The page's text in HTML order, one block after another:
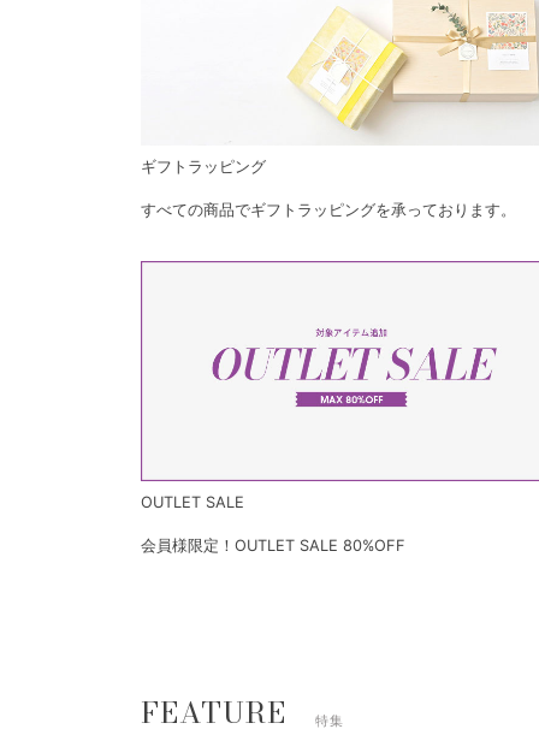
ギフトラッピング
すべての商品でギフトラッピングを承っております。
OUTLET SALE
会員様限定！OUTLET SALE 80%OFF
FEATURE 特集